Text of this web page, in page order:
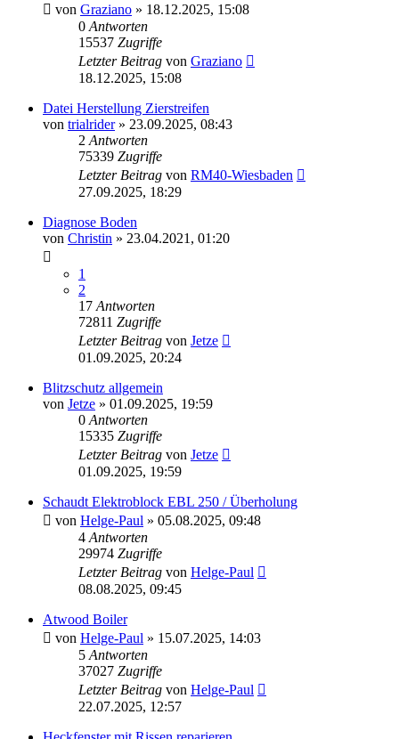
von Graziano » 18.12.2025, 15:08
0 Antworten
15537 Zugriffe
Letzter Beitrag von Graziano
18.12.2025, 15:08
Datei Herstellung Zierstreifen
von trialrider» 23.09.2025, 08:43
2 Antworten
75339 Zugriffe
Letzter Beitrag von RM40-Wiesbaden
27.09.2025, 18:29
Diagnose Boden
von Christin » 23.04.2021, 01:20
1
2
17 Antworten
72811 Zugriffe
Letzter Beitrag von Jetze
01.09.2025, 20:24
Blitzschutz allgemein
von Jetze » 01.09.2025, 19:59
0 Antworten
15335 Zugriffe
Letzter Beitrag von Jetze
01.09.2025, 19:59
Schaudt Elektroblock EBL 250 / Überholung
von Helge-Paul » 05.08.2025, 09:48
4 Antworten
29974 Zugriffe
Letzter Beitrag von Helge-Paul
08.08.2025, 09:45
Atwood Boiler
von Helge-Paul » 15.07.2025, 14:03
5 Antworten
37027 Zugriffe
Letzter Beitrag von Helge-Paul
22.07.2025, 12:57